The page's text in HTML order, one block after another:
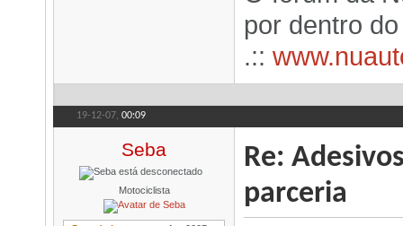
por dentro
.::
19-12-07, 00:09
Seba
Motociclista
Re:
parceria